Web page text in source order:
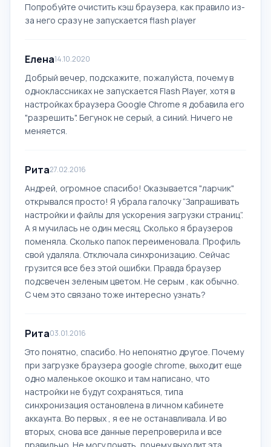
Попробуйте очистить кэш браузера, как правило из-
за него сразу не запускается flash player
Елена14.10.2020
Добрый вечер, подскажите, пожалуйста, почему в
одноклассниках не запускается Flash Player, хотя в
настройках браузера Google Chrome я добавила его
"разрешить". Бегунок не серый, а синий. Ничего не
меняется.
Рита27.02.2016
Андрей, огромное спасибо! Оказывается "ларчик"
открывался просто! Я убрала галочку “Запрашивать
настройки и файлы для ускорения загрузки страниц”.
А я мучилась не один месяц. Сколько я браузеров
поменяла. Сколько папок переименовала. Профиль
свой удаляла. Отключала синхронизацию. Сейчас
грузится все без этой ошибки. Правда браузер
подсвечен зеленым цветом. Не серым , как обычно.
С чем это связано тоже интересно узнать?
Рита03.01.2016
Это понятно, спасибо. Но непонятно другое. Почему
при загрузке браузера google chrome, выходит еще
одно маленькое окошко и там написано, что
настройки не будут сохраняться, типа
синхронизация остановлена в личном кабинете
аккаунта. Во первых , я ее не останавливала. И во
вторых, снова все данные перепроверила и все